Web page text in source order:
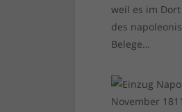
weil es im
des
Belege…